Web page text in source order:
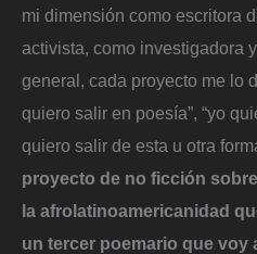
mi dimensión como escritora
activista, como investigadora
general, cada proyecto me lo
quiero salir en poesía”, “yo
quiero salir de esta u otra
proyecto de no ficción
la afrolatinoamericanidad
un tercer poemario que voy